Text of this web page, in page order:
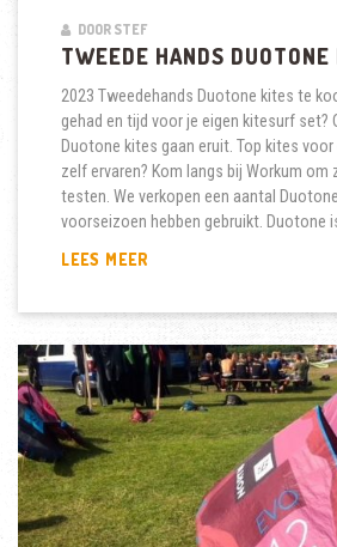
DOOR STEF
TWEEDE HANDS
2023 Tweedehands Duotone kites te
gehad en tijd voor je eigen kitesurf set?
Duotone kites gaan eruit. Top kites
zelf ervaren? Kom langs bij Workum om
testen. We verkopen een aantal
voorseizoen hebben gebruikt. Duotone is
LEES MEER
KITES